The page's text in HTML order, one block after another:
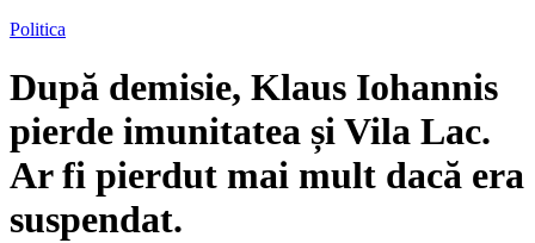
Politica
După demisie, Klaus Iohannis
pierde imunitatea și Vila Lac.
Ar fi pierdut mai mult dacă era
suspendat.